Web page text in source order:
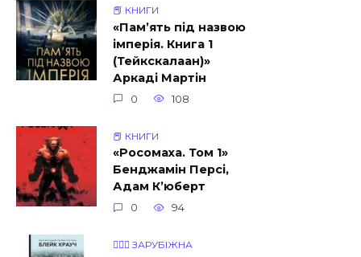
📕 КНИГИ
«Пам’ять під назвою
імперія. Книга 1
(Тейкскалаан)»
Аркаді Мартін
0 108
📕 КНИГИ
«Росомаха. Том 1»
Бенджамін Персі,
Адам К’юберт
0 94
🧝🏾‍♀️ ЗАРУБІЖНА